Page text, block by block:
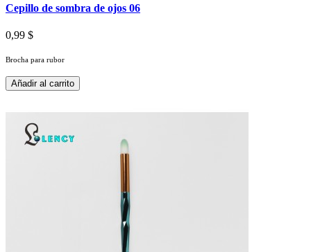
Cepillo de sombra de ojos 06
0,99 $
Brocha para rubor
Añadir al carrito